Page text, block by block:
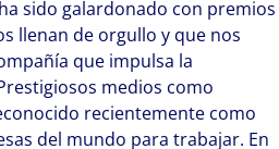
sido galardonado con premios
llenan de orgullo y que nos
que impulsa la
medios como
recientemente como
del mundo para trabajar. En